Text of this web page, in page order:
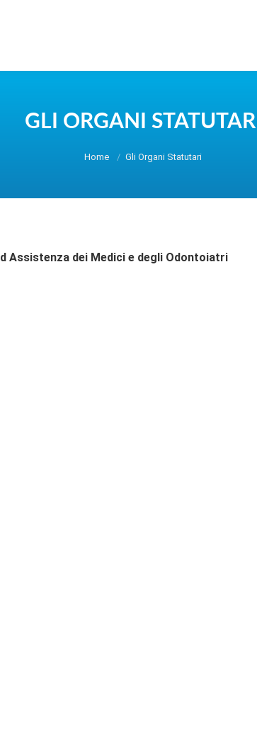
GLI ORGANI STATUTARI
You are here:
Home Gli Organi Statutari
Assistenza dei Medici e degli Odontoiatri